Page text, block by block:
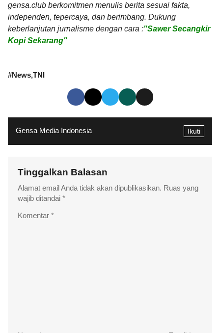
gensa.club berkomitmen menulis berita sesuai fakta,
independen, tepercaya, dan berimbang. Dukung
keberlanjutan jurnalisme dengan cara :"Sawer Secangkir
Kopi Sekarang"
#News TNI
Gensa Media Indonesia Ikuti
Tinggalkan Balasan
Alamat email Anda tidak akan dipublikasikan. Ruas yang
wajib ditandai *
Komentar *